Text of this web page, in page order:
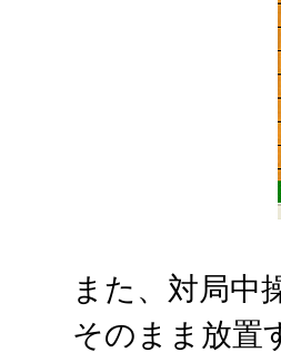
また、対局中
そのまま放置